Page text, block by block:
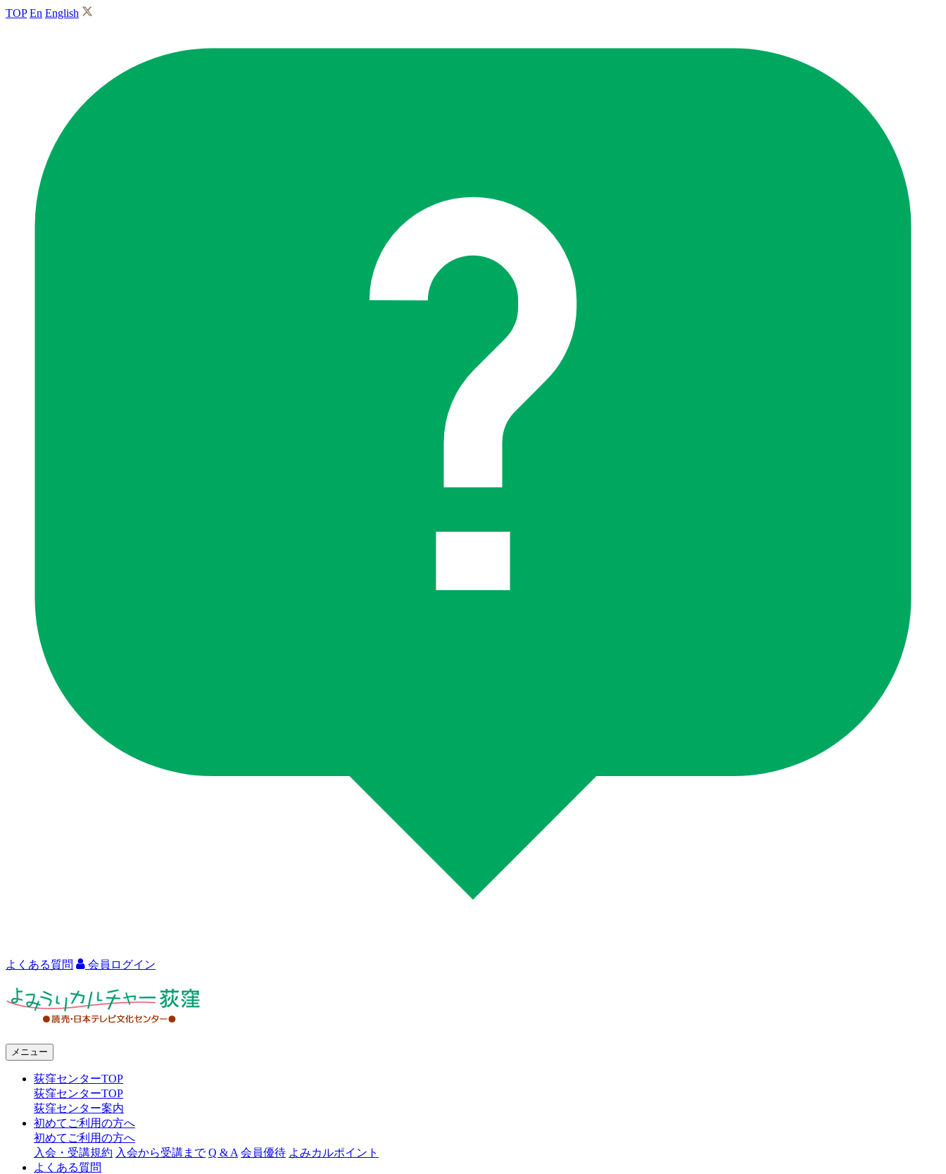
TOP En English
よくある質問 会員ログイン
ャ
メニュー
荻窪センターTOP
荻窪センターTOP
荻窪センター案内
初めてご利用の方へ
初めてご利用の方へ
入会・受講規約 入会から受講まで Q & A 会員優待 よみカルポイント
よくある質問